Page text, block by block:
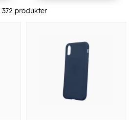
372 produkter